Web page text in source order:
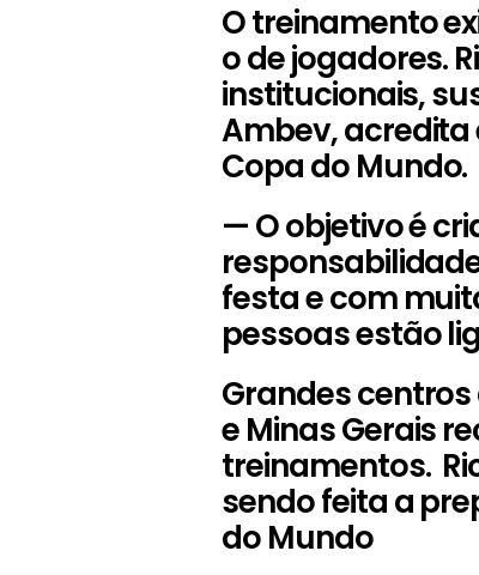
O treinamento
o de jogadores.
institucionais,
Ambev,
Copa do Mundo.
— O objetivo é
festa e com
pessoas estão
Grandes centros
e Minas Gerais
treinamentos.
sendo feita a
do Mundo